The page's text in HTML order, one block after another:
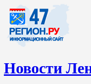
Новости